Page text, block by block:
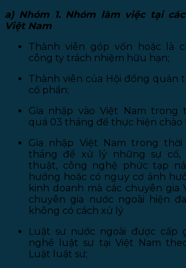
a) Nhóm 1. Nhóm làm việc tại
Việt Nam
Thành viên góp vốn hoặc là
công ty trách nhiệm hữu hạn;
Thành viên của Hội đồng quản
cổ phần;
Gia nhập vào Việt Nam trong
quá 03 tháng để thực hiện chào
Gia nhập Việt Nam trong
tháng để xử lý những sự
thuật, công nghệ phức tạp
hưởng hoặc có nguy cơ ảnh
kinh doanh mà các chuyên gia
chuyên gia nước ngoài hiện
không có cách xử lý
Luật sư nước ngoài được cấp
nghề luật sư tại Việt Nam
Luật luật sư;